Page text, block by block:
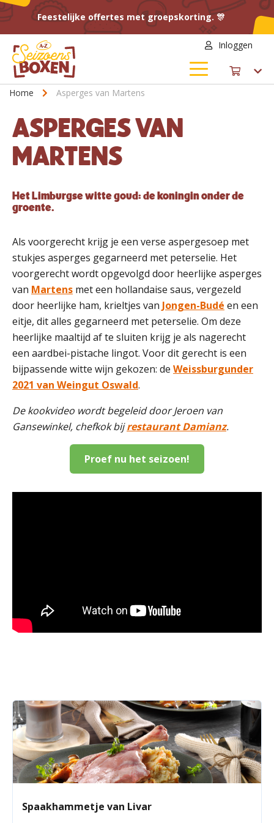
Feestelijke offertes met groepskorting. 🎊
Inloggen
Home Asperges van Martens
ASPERGES VAN
MARTENS
Het Limburgse witte goud: de koningin onder de
groente.
Als voorgerecht krijg je een verse aspergesoep met
stukjes asperges gegarneerd met peterselie. Het
voorgerecht wordt opgevolgd door heerlijke asperges
van Martens met een hollandaise saus, vergezeld
door heerlijke ham, krieltjes van Jongen-Budé en een
eitje, dit alles gegarneerd met peterselie. Om deze
heerlijke maaltijd af te sluiten krijg je als nagerecht
een aardbei-pistache lingot. Voor dit gerecht is een
bijpassende witte wijn gekozen: de Weissburgunder
2021 van Weingut Oswald.
De kookvideo wordt begeleid door Jeroen van
Gansewinkel, chefkok bijrestaurant Damianz.
Proef nu het seizoen!
Spaakhammetje van Livar